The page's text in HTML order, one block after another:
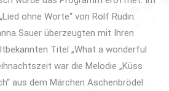
ohne Worte“ von Rolf Rudin.
Sauer überzeugten mit Ihren
Titel „What a wonderful
war die Melodie „Küss
aus dem Märchen Aschenbrödel.